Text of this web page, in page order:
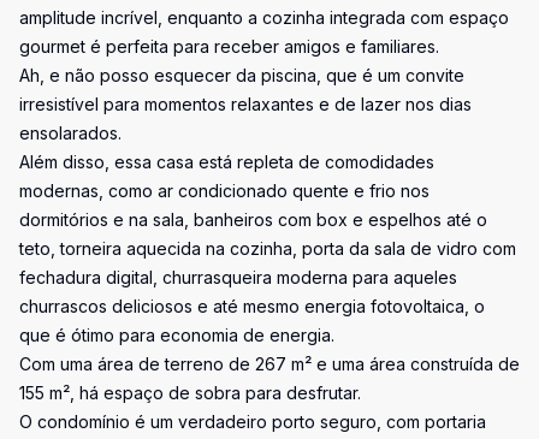
amplitude incrível, enquanto a cozinha integrada com espaço
gourmet é perfeita para receber amigos e familiares.
Ah, e não posso esquecer da piscina, que é um convite
irresistível para momentos relaxantes e de lazer nos dias
ensolarados.
Além disso, essa casa está repleta de comodidades
modernas, como ar condicionado quente e frio nos
dormitórios e na sala, banheiros com box e espelhos até o
teto, torneira aquecida na cozinha, porta da sala de vidro com
fechadura digital, churrasqueira moderna para aqueles
churrascos deliciosos e até mesmo energia fotovoltaica, o
que é ótimo para economia de energia.
Com uma área de terreno de 267 m² e uma área construída de
155 m², há espaço de sobra para desfrutar.
O condomínio é um verdadeiro porto seguro, com portaria